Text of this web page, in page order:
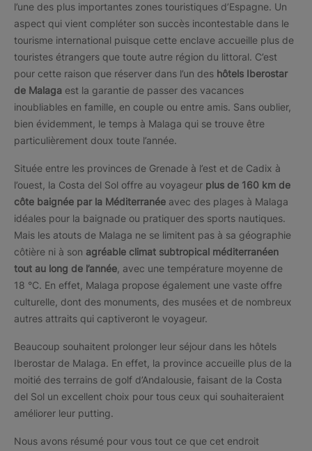
l’une des plus importantes zones touristiques d’Espagne. Un
aspect qui vient compléter son succès incontestable dans le
tourisme international puisque cette enclave accueille plus de
touristes étrangers que toute autre région du littoral. C’est
pour cette raison que réserver dans l’un des hôtels Iberostar
de Malaga est la garantie de passer des vacances
inoubliables en famille, en couple ou entre amis. Sans oublier,
bien évidemment, le temps à Malaga qui se trouve être
particulièrement doux toute l’année.
Située entre les provinces de Grenade à l’est et de Cadix à
l’ouest, la Costa del Sol offre au voyageur plus de 160 km de
côte baignée par la Méditerranée avec des plages à Malaga
idéales pour la baignade ou pratiquer des sports nautiques.
Mais les atouts de Malaga ne se limitent pas à sa géographie
côtière ni à son agréable climat subtropical méditerranéen
tout au long de l’année , avec une température moyenne de
18 °C. En effet, Malaga propose également une vaste offre
culturelle, dont des monuments, des musées et de nombreux
autres attraits qui captiveront le voyageur.
Beaucoup souhaitent prolonger leur séjour dans les hôtels
Iberostar de Malaga. En effet, la province accueille plus de la
moitié des terrains de golf d’Andalousie, faisant de la Costa
del Sol un excellent choix pour tous ceux qui souhaiteraient
améliorer leur putting.
Nous avons résumé pour vous tout ce que cet endroit